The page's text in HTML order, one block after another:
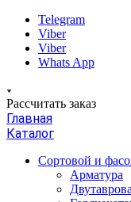
Telegram
Viber
Viber
Whats App
Рассчитать заказ
Главная
Каталог
Сортовой и
Арматура